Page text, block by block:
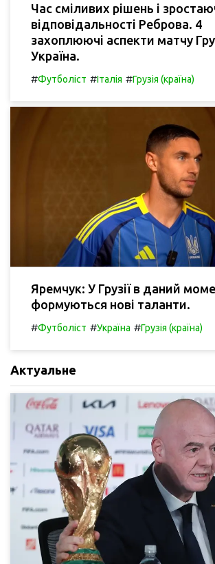
Час сміливих рішень і
відповідальності Реброва. 4
захоплюючі аспекти матчу
Україна.
#Футболіст #Італія #Грузія (країна)
Яремчук: У Грузії в даний
формуються нові таланти.
#Футболіст #Україна #Грузія (країна)
Актуальне